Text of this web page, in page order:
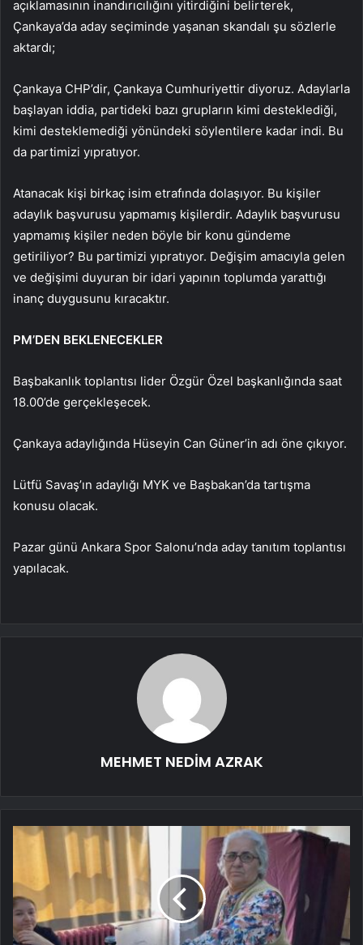
açıklamasının inandırıcılığını yitirdiğini belirterek,
Çankaya’da aday seçiminde yaşanan skandalı şu sözlerle
aktardı;
Çankaya CHP’dir, Çankaya Cumhuriyettir diyoruz. Adaylarla
başlayan iddia, partideki bazı grupların kimi desteklediği,
kimi desteklemediği yönündeki söylentilere kadar indi. Bu
da partimizi yıpratıyor.
Atanacak kişi birkaç isim etrafında dolaşıyor. Bu kişiler
adaylık başvurusu yapmamış kişilerdir. Adaylık başvurusu
yapmamış kişiler neden böyle bir konu gündeme
getiriliyor? Bu partimizi yıpratıyor. Değişim amacıyla gelen
ve değişimi duyuran bir idari yapının toplumda yarattığı
inanç duygusunu kıracaktır.
PM’DEN BEKLENECEKLER
Başbakanlık toplantısı lider Özgür Özel başkanlığında saat
18.00’de gerçekleşecek.
Çankaya adaylığında Hüseyin Can Güner’in adı öne çıkıyor.
Lütfü Savaş’ın adaylığı MYK ve Başbakan’da tartışma
konusu olacak.
Pazar günü Ankara Spor Salonu’nda aday tanıtım toplantısı
yapılacak.
MEHMET NEDİM AZRAK